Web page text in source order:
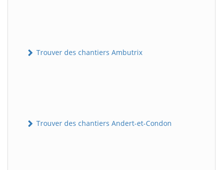
Trouver des chantiers Ambutrix
Trouver des chantiers Andert-et-Condon